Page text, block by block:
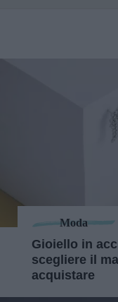
Moda
Gioiello in
scegliere il
acquistare